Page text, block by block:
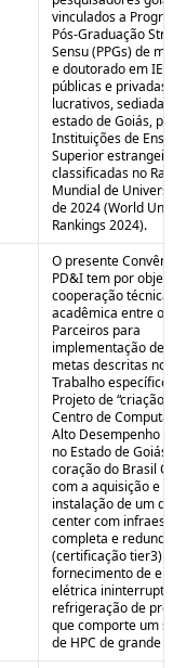
vinculados a
Pós-Graduação
Sensu (PPGs) de
e doutorado em IES
públicas e privadas
lucrativos,
estado de Goiás,
Instituições de
Superior
classificadas no
Mundial de
de 2024 (World
Rankings 2024).
O presente
PD&I tem por
cooperação técnica
acadêmica entre os
Parceiros para
implementação de
metas descritas no
Trabalho específico
Projeto de “criação
Centro de
Alto Desempenho
no Estado de
coração do Brasil
com a aquisição e
instalação de um
center com
completa e
(certificação tier3)
fornecimento de
elétrica
refrigeração de
que comporte um
de HPC de grande